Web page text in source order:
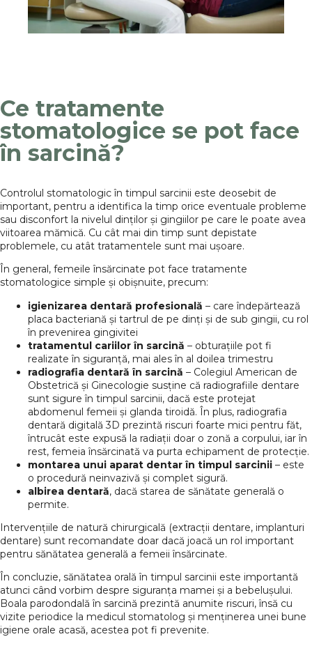
Ce tratamente
stomatologice se pot face
în sarcină?
Controlul stomatologic în timpul sarcinii este deosebit de
important, pentru a identifica la timp orice eventuale probleme
sau disconfort la nivelul dinților și gingiilor pe care le poate avea
viitoarea mămică. Cu cât mai din timp sunt depistate
problemele, cu atât tratamentele sunt mai ușoare.
În general, femeile însărcinate pot face tratamente
stomatologice simple și obișnuite, precum:
igienizarea dentară profesională – care îndepărtează
placa bacteriană și tartrul de pe dinți și de sub gingii, cu rol
în prevenirea gingivitei
tratamentul cariilor în sarcină – obturațiile pot fi
realizate în siguranță, mai ales în al doilea trimestru
radiografia dentară în sarcină – Colegiul American de
Obstetrică și Ginecologie susține că radiografiile dentare
sunt sigure în timpul sarcinii, dacă este protejat
abdomenul femeii și glanda tiroidă. În plus, radiografia
dentară digitală 3D prezintă riscuri foarte mici pentru făt,
întrucât este expusă la radiații doar o zonă a corpului, iar în
rest, femeia însărcinată va purta echipament de protecție.
montarea unui aparat dentar în timpul sarcinii – este
o procedură neinvazivă și complet sigură.
albirea dentară, dacă starea de sănătate generală o
permite.
Intervențiile de natură chirurgicală (extracții dentare, implanturi
dentare) sunt recomandate doar dacă joacă un rol important
pentru sănătatea generală a femeii însărcinate.
În concluzie, sănătatea orală în timpul sarcinii este importantă
atunci când vorbim despre siguranța mamei și a bebelușului.
Boala parodondală în sarcină prezintă anumite riscuri, însă cu
vizite periodice la medicul stomatolog și menținerea unei bune
igiene orale acasă, acestea pot fi prevenite.